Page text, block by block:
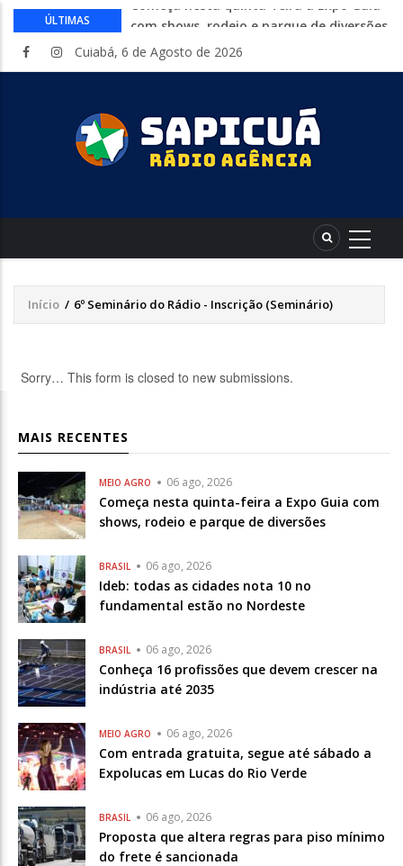
ÚLTIMAS
com shows, rodeio e parque de diversões
Ideb: todas as cidades nota 10 no
fundamental estão no Nordeste
Com entrada gratuita, segue até
sábado a Expolucas em Lucas do Rio
Verde
Cuiabá, 6 de Agosto de 2026
Trilha
navegação
Início / 6º Seminário do Rádio - Inscrição (Seminário)
Mensagem
status
Sorry… This form is closed to new submissions.
MAIS RECENTES
MEIO AGRO 06 ago, 2026
Começa nesta quinta-feira a Expo Guia com
shows, rodeio e parque de diversões
BRASIL 06 ago, 2026
Ideb: todas as cidades nota 10 no
fundamental estão no Nordeste
BRASIL 06 ago, 2026
Conheça 16 profissões que devem crescer na
indústria até 2035
MEIO AGRO 06 ago, 2026
Com entrada gratuita, segue até sábado a
Expolucas em Lucas do Rio Verde
BRASIL 06 ago, 2026
Proposta que altera regras para piso mínimo
do frete é sancionada